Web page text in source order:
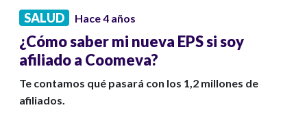
SALUD Hace 4 años
¿Cómo saber mi nueva EPS si soy
afiliado a Coomeva?
Te contamos qué pasará con los 1,2 millones de
afiliados.